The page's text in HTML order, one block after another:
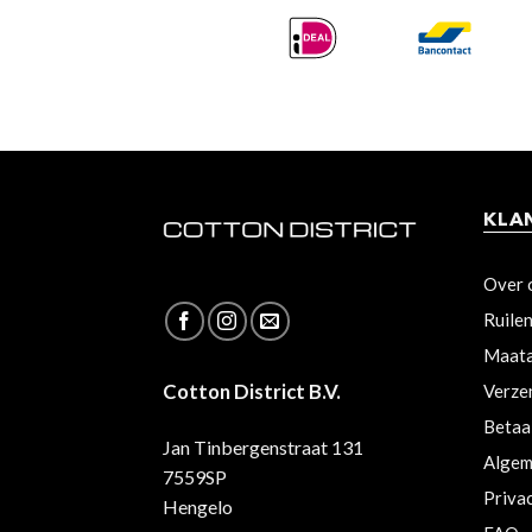
Cotton District B.V.
Jan Tinbergenstraat 131
7559SP
Hengelo
Over